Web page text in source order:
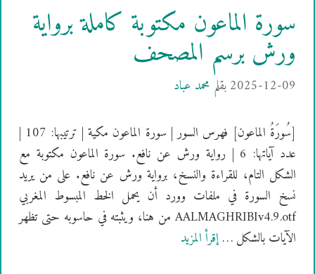
سورة الماعون مكتوبة كاملة برواية
ورش برسم المصحف
2025-12-09بقلم محمد عباد
[سُورَةُ الماعون] فهرس السور | سورة الماعون مكية | ترتيبها: 107 |
عدد آياتها: 6 | رواية ورش عن نافع. سورة الماعون مكتوبة مع
الشكل التام، للقراءة والنسخ، برواية ورش عن نافع. على من يريد
نسخ السورة في ملفات وورد أن يحمل الخط المبسوط المغربي
AALMAGHRIBIv4.9.otf من هنا، ويثبته في حاسوبه حتى تظهر
الآيات بالشكل …إقرأ المزيد